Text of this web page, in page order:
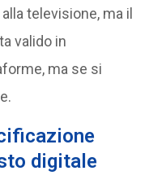
televisione, ma il
valido in
ma se si
digitale